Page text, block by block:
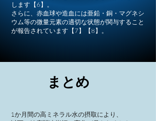
します【6】。
さらに、赤血球や造血には亜鉛・銅・マグネシ
ウム等の微量元素の適切な状態が関与すること
が報告されています【7】【8】。
まとめ
1か月間の高ミネラル水の摂取により、